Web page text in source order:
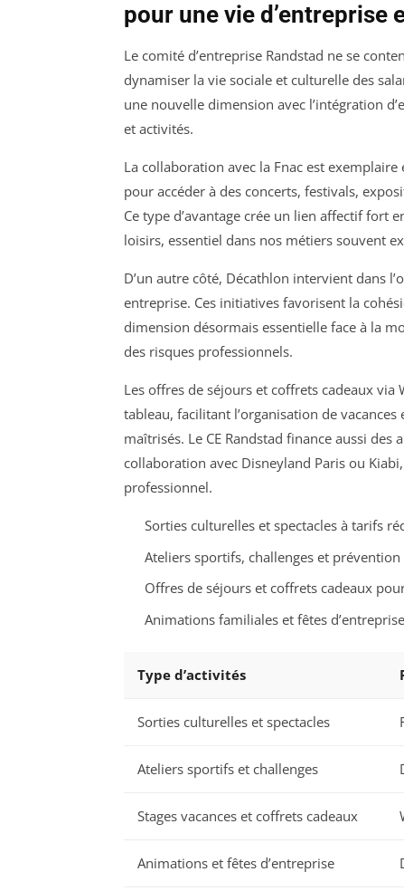
pour une vie d’entreprise
Le comité d’entreprise Randstad ne se
dynamiser la vie sociale et culturelle des
une nouvelle dimension avec l’intégration
et activités.
La collaboration avec la Fnac est
pour accéder à des concerts, festivals,
Ce type d’avantage crée un lien affectif
loisirs, essentiel dans nos métiers souvent
D’un autre côté, Décathlon intervient dans
entreprise. Ces initiatives favorisent la
dimension désormais essentielle face à la
des risques professionnels.
Les offres de séjours et coffrets cadeaux
tableau, facilitant l’organisation de vacances
maîtrisés. Le CE Randstad finance aussi
collaboration avec Disneyland Paris ou
professionnel.
Sorties culturelles et spectacles à tarifs
Ateliers sportifs, challenges et prévention
Offres de séjours et coffrets cadeaux
Animations familiales et fêtes
Type d’activités
Sorties culturelles et spectacles
Ateliers sportifs et challenges
Stages vacances et coffrets cadeaux
Animations et fêtes d’entreprise